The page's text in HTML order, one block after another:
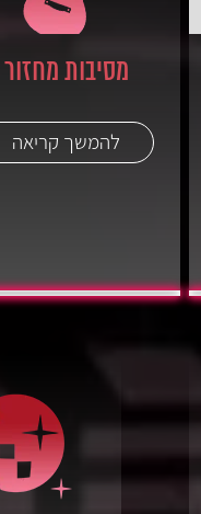
מסיבות מחזור
להמשך קריאה